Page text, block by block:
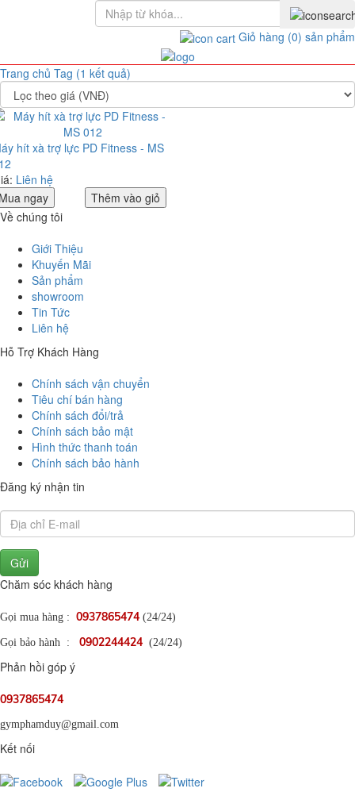
Giỏ hàng (0) sản phẩm
Trang chủ Tag (1 kết quả)
hít xà trợ lực PD Fitness - MS
Liên hệ
ngay
Thêm vào giỏ
Về chúng tôi
Giới Thiệu
Khuyến Mãi
Sản phẩm
showroom
Tin Tức
Liên hệ
Hỗ Trợ Khách Hàng
Chính sách vận chuyển
Tiêu chí bán hàng
Chính sách đổi/trả
Chính sách bảo mật
Hình thức thanh toán
Chính sách bảo hành
Đăng ký nhận tin
Gửi
Chăm sóc khách hàng
Gọi mua hàng : 0937865474 (24/24)
Gọi bảo hành : 0902244424 (24/24)
Phản hồi góp ý
0937865474
gymphamduy@gmail.com
Kết nối